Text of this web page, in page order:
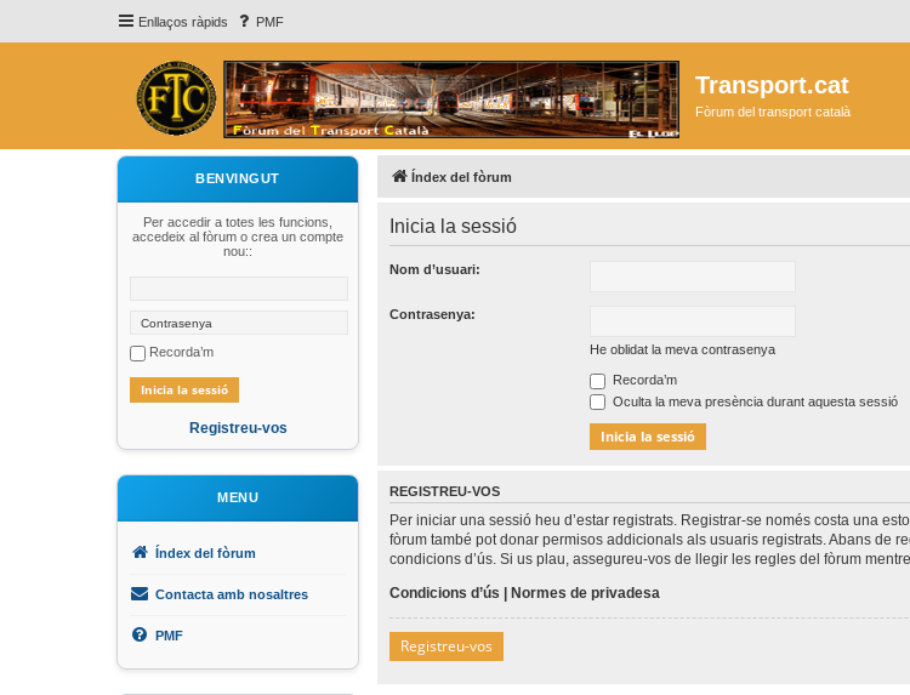
Enllaços ràpids PMF
Transport.cat
Fòrum del transport català
BENVINGUT
Per accedir a totes les funcions,
accedeix al fòrum o crea un compte
nou::
Recorda’m
Registreu-vos
MENU
Índex del fòrum
Contacta amb nosaltres
PMF
Índex del fòrum
Inicia la sessió
Nom d’usuari:
Contrasenya:
He oblidat la meva contrasenya
Recorda’m
Oculta la meva presència durant aquesta sessió
REGISTREU-VOS
Per iniciar una sessió heu d’estar registrats. Registrar-se només costa una
fòrum també pot donar permisos addicionals als usuaris registrats. Abans de
condicions d’ús. Si us plau, assegureu-vos de llegir les regles del fòrum
Condicions d’ús | Normes de privadesa
Registreu-vos